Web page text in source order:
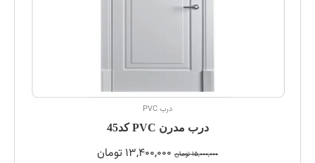
درب PVC
درب مدرن PVC کد45
15,000,000 تومان 13,400,000 تومان